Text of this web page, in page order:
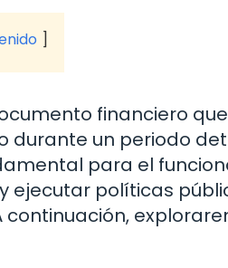
financiero
durante un periodo
para el
ejecutar políticas